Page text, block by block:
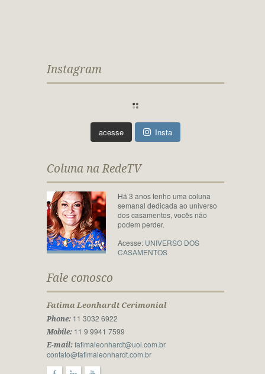
Instagram
acesse Insta
Coluna na RedeTV
Há 3 anos tenho uma coluna
semanal dedicada ao universo
dos casamentos, vocês não
podem perder.
Acesse: UNIVERSO DOS
CASAMENTOS
Fale conosco
Fatima Leonhardt Cerimonial
Phone:11 3032 6922
Mobile:11 9 9941 7599
E-mail: fatimaleonhardt@uol.com.br
contato@fatimaleonhardt.com.br